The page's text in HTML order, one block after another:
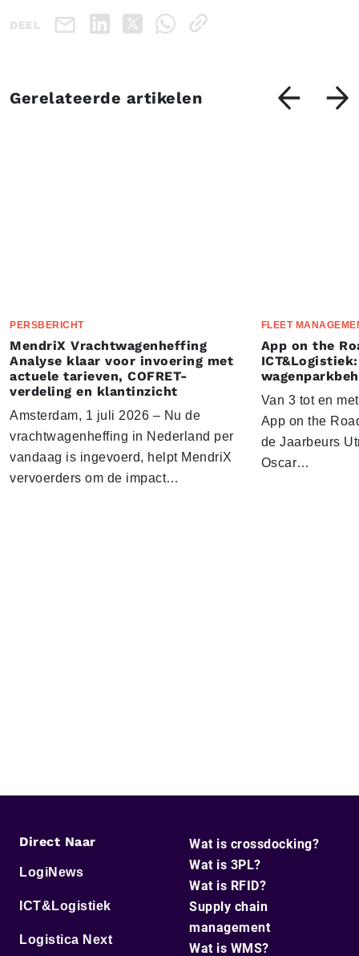
DEEL
Gerelateerde artikelen
PERSBERICHT
MendriX Vrachtwagenheffing
Analyse klaar voor invoering met
actuele tarieven, COFRET-
verdeling en klantinzicht
Amsterdam, 1 juli 2026 – Nu de
vrachtwagenheffing in Nederland per
vandaag is ingevoerd, helpt MendriX
vervoerders om de impact…
FLEET
App on the
Van 3 tot en
App on the
de Jaarbeurs
Oscar…
Direct Naar
LogiNews
ICT&Logistiek
Logistica Next
Wat is crossdocking?
Wat is 3PL?
Wat is RFID?
Supply chain
management
Wat is WMS?